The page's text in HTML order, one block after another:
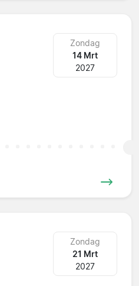
Zondag
14 Mrt
2027
Zondag
21 Mrt
2027